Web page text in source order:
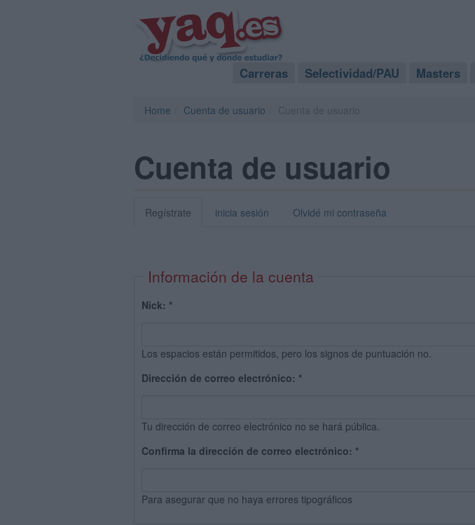
Carreras Selectividad/PAU Masters
Home Cuenta de usuario
Cuenta de usuario
Regístrate inicia sesión Olvidé mi contraseña
Información de la cuenta
Nick: *
Los espacios están permitidos, pero los signos de puntuación no.
Dirección de correo electrónico: *
Tu dirección de correo electrónico no se hará pública.
Confirma la dirección de correo electrónico: *
Para asegurar que no haya errores tipográficos